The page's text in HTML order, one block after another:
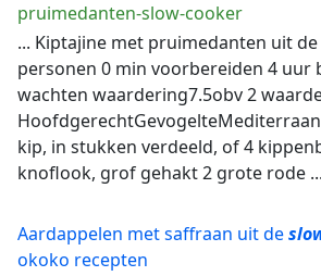
pruimedanten-slow-cooker
... Kiptajine met pruimedanten uit de
personen 0 min voorbereiden 4 uur
wachten waardering7.5obv 2
kip, in stukken verdeeld, of 4
knoflook, grof gehakt 2 grote rode ...
Aardappelen met saffraan uit de
okoko recepten